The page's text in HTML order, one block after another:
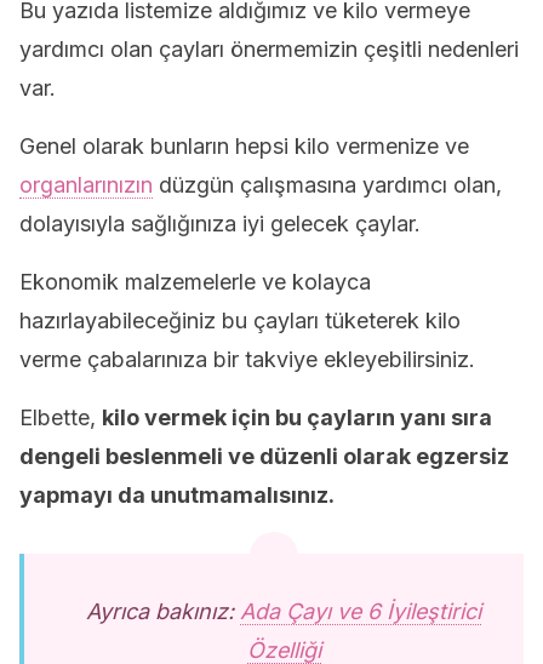
Bu yazıda listemize aldığımız ve kilo vermeye
yardımcı olan çayları önermemizin çeşitli nedenleri
var.
Genel olarak bunların hepsi kilo vermenize ve
organlarınızın düzgün çalışmasına yardımcı olan,
dolayısıyla sağlığınıza iyi gelecek çaylar.
Ekonomik malzemelerle ve kolayca
hazırlayabileceğiniz bu çayları tüketerek kilo
verme çabalarınıza bir takviye ekleyebilirsiniz.
Elbette, kilo vermek için bu çayların yanı sıra
dengeli beslenmeli ve düzenli olarak egzersiz
yapmayı da unutmamalısınız.
Ayrıca bakınız: Ada Çayı ve 6 İyileştirici
Özelliği